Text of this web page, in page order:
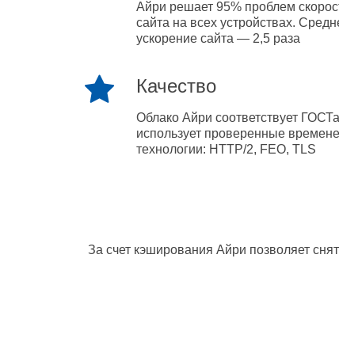
Айри решает 95% проблем
сайта на всех устройствах.
ускорение сайта — 2,5 раза
Качество
Облако Айри соответствует
использует проверенные
технологии: HTTP/2, FEO, TLS
За счет кэширования Айри позволяет